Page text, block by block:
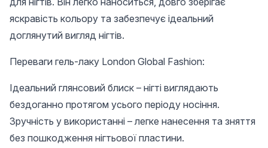
яскравість кольору та забезпечує ідеальний
доглянутий вигляд нігтів.
Переваги гель-лаку London Global Fashion:
Ідеальний глянсовий блиск – нігті виглядають
бездоганно протягом усього періоду носіння.
Зручність у використанні – легке нанесення та зняття
без пошкодження нігтьової пластини.